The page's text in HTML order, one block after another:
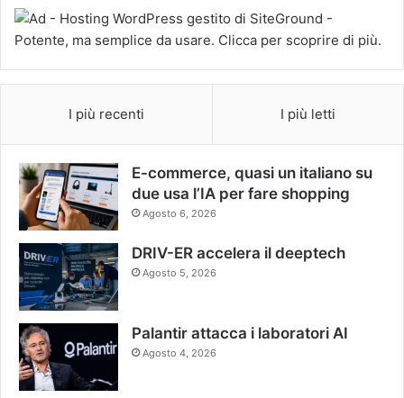
I più recenti I più letti
E-commerce, quasi un italiano su
due usa l’IA per fare shopping
Agosto 6, 2026
DRIV-ER accelera il deeptech
Agosto 5, 2026
Palantir attacca i laboratori AI
Agosto 4, 2026